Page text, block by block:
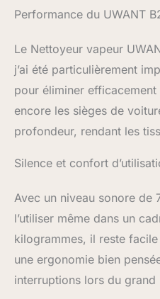
Performance du UWANT
Le Nettoyeur vapeur
j’ai été particulièrement
pour éliminer
encore les sièges de
profondeur, rendant les
Silence et confort
Avec un niveau sonore de
l’utiliser même dans un
kilogrammes, il reste
une ergonomie bien
interruptions lors du grand